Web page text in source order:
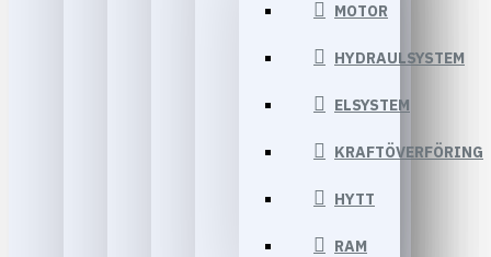
MOTOR
HYDRAULSYSTEM
ELSYSTEM
KRAFTÖVERFÖRING
HYTT
RAM